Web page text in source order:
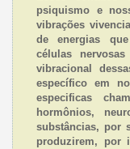
psiquismo e
vibrações
de energias
células
vibracional
específico em
especificas
hormônios,
substâncias, por
produzirem, por